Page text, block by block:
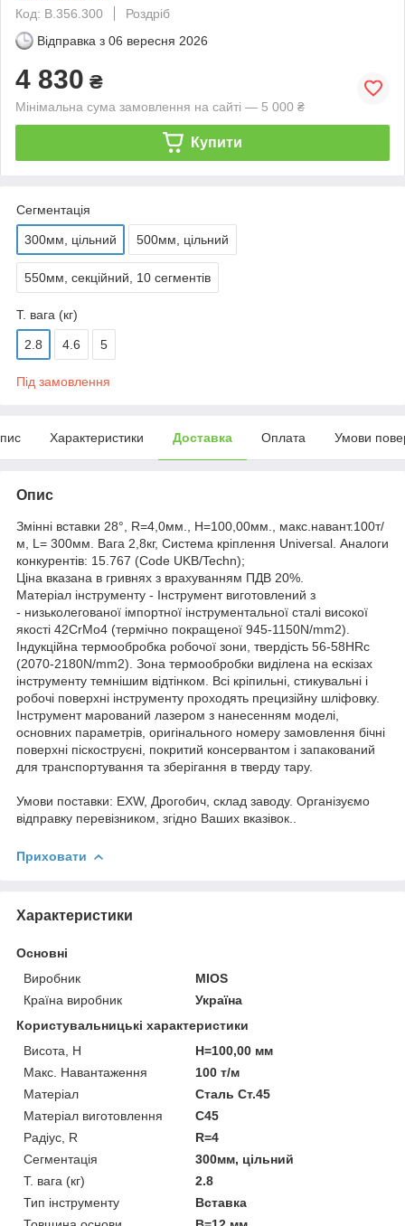
Код: B.356.300
Роздріб
Відправка з 06 вересня 2026
4 830 ₴
Мінімальна сума замовлення на сайті — 5 000 ₴
Купити
Сегментація
300мм, цільний 500мм, цільний
550мм, секційний, 10 сегментів
Т. вага (кг)
2.8 4.6 5
Під замовлення
Характеристики Доставка Оплата Умови
Опис
Змінні вставки 28°, R=4,0мм., H=100,00мм., макс.навант.100т/
м, L= 300мм. Вага 2,8кг, Система кріплення Universal. Аналоги
конкурентів: 15.767 (Code UKB/Techn);
Ціна вказана в гривнях з врахуванням ПДВ 20%.
Матеріал інструменту - Інструмент виготовлений з
- низьколегованої імпортної інструментальної сталі високої
якості 42CrMo4 (термічно покращеної 945-1150N/mm2).
Індукційна термообробка робочої зони, твердість 56-58HRc
(2070-2180N/mm2). Зона термообробки виділена на ескізах
інструменту темнішим відтінком. Всі кріпильні, стикувальні і
робочі поверхні інструменту проходять прецизійну шліфовку.
Інструмент марований лазером з нанесенням моделі,
основних параметрів, оригінального номеру замовлення бічні
поверхні піскоструєні, покритий консервантом і запакований
для транспортування та зберігання в тверду тару.
Умови поставки: EXW, Дрогобич, склад заводу. Організуємо
відправку перевізником, згідно Ваших вказівок..
Приховати
Характеристики
Основні
Виробник
MIOS
Країна виробник
Україна
Користувальницькі характеристики
Висота, H
H=100,00 мм
Макс. Навантаження
100 т/м
Матеріал
Сталь Ст.45
Матеріал виготовлення
C45
Радіус, R
R=4
Сегментація
300мм, цільний
Т. вага (кг)
2.8
Тип інструменту
Вставка